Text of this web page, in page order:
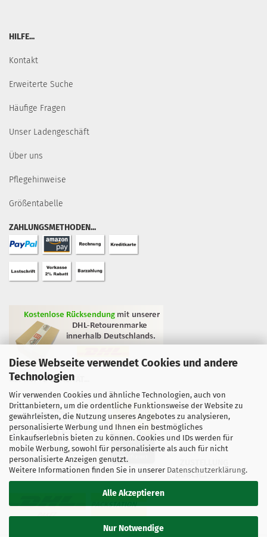
Diese Webseite verwendet Cookies und andere
Technologien
Wir verwenden Cookies und ähnliche Technologien, auch von
Drittanbietern, um die ordentliche Funktionsweise der Website zu
gewährleisten, die Nutzung unseres Angebotes zu analysieren,
personalisierte Werbung und Ihnen ein bestmögliches
Einkaufserlebnis bieten zu können. Cookies und IDs werden für
mobile Werbung, sowohl für personalisierte als auch für nicht
personalisierte Anzeigen genutzt.
Weitere Informationen finden Sie in unserer Datenschutzerklärung.
Alle Akzeptieren
Nur Notwendige
HILFE...
Kontakt
Erweiterte Suche
Häufige Fragen
Unser Ladengeschäft
Über uns
Pflegehinweise
Größentabelle
ZAHLUNGSMETHODEN...
GEPRÜFTE QUALITÄT...
DURCH...